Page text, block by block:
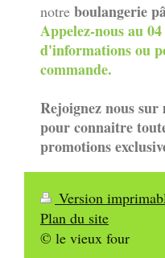
notre boulangerie
Appelez-nous au
d'informations ou
commande.
Rejoignez nous sur
pour connaitre
promotions
Version
Plan du site
© le vieux four